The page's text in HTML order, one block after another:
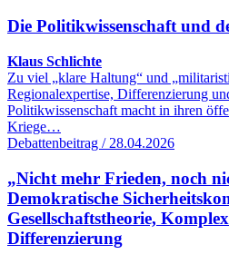
Die Politikwissenschaft und
Klaus Schlichte
Zu viel „klare Haltung“ und
Regionalexpertise, Differenzierung
Politikwissenschaft macht in ihren
Kriege…
Debattenbeitrag / 28.04.2026
„Nicht mehr Frieden, noch
Demokratische
Gesellschaftstheorie,
Differenzierung